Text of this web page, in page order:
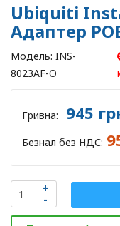
Ubiquiti
Адаптер
Модель: INS-
8023AF-O
Гривна: 945
Безнал без НДС: